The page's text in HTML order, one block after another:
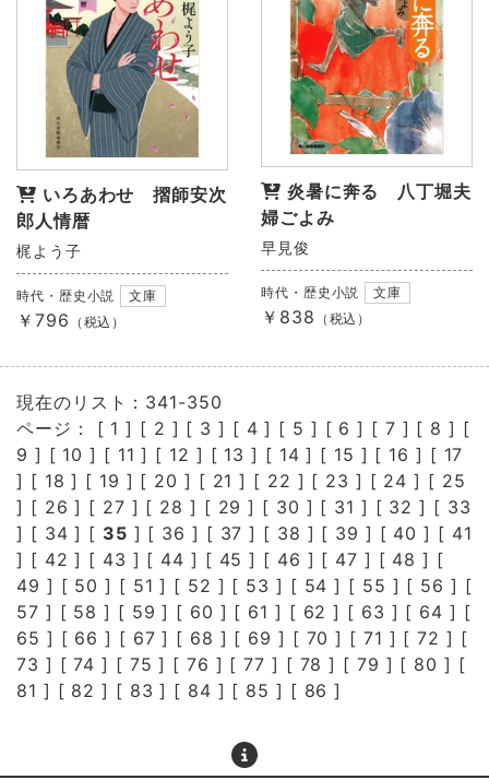
いろあわせ 摺師安次
郎人情暦
梶よう子
時代・歴史小説 文庫
￥796 （税込）
炎暑に奔る 八丁堀夫
婦ごよみ
早見俊
時代・歴史小説 文庫
￥838 （税込）
現在のリスト：341-350
ページ： [ 1 ] [ 2 ] [ 3 ] [ 4 ] [ 5 ] [ 6 ] [ 7 ] [ 8 ] [
9 ] [ 10 ] [ 11 ] [ 12 ] [ 13 ] [ 14 ] [ 15 ] [ 16 ] [ 17
] [ 18 ] [ 19 ] [ 20 ] [ 21 ] [ 22 ] [ 23 ] [ 24 ] [ 25
] [ 26 ] [ 27 ] [ 28 ] [ 29 ] [ 30 ] [ 31 ] [ 32 ] [ 33
] [ 34 ] [ 35 ] [ 36 ] [ 37 ] [ 38 ] [ 39 ] [ 40 ] [ 41
] [ 42 ] [ 43 ] [ 44 ] [ 45 ] [ 46 ] [ 47 ] [ 48 ] [
49 ] [ 50 ] [ 51 ] [ 52 ] [ 53 ] [ 54 ] [ 55 ] [ 56 ] [
57 ] [ 58 ] [ 59 ] [ 60 ] [ 61 ] [ 62 ] [ 63 ] [ 64 ] [
65 ] [ 66 ] [ 67 ] [ 68 ] [ 69 ] [ 70 ] [ 71 ] [72 ] [
73 ] [74 ] [ 75 ] [ 76 ] [77 ] [ 78 ] [ 79 ] [ 80 ] [
81 ] [ 82 ] [ 83 ] [ 84 ] [ 85 ] [ 86 ]